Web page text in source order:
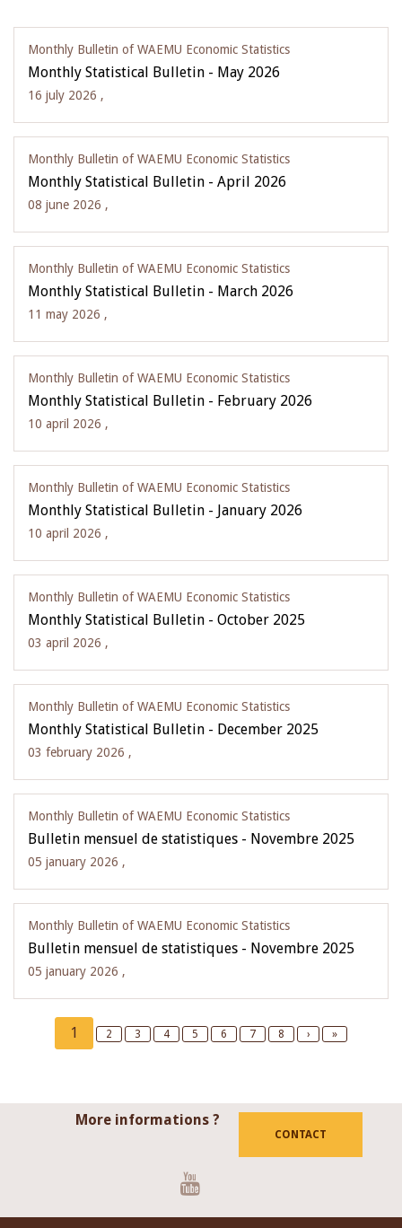
Monthly Bulletin of WAEMU Economic Statistics
Monthly Statistical Bulletin - May 2026
16 july 2026 ,
Monthly Bulletin of WAEMU Economic Statistics
Monthly Statistical Bulletin - April 2026
08 june 2026 ,
Monthly Bulletin of WAEMU Economic Statistics
Monthly Statistical Bulletin - March 2026
11 may 2026 ,
Monthly Bulletin of WAEMU Economic Statistics
Monthly Statistical Bulletin - February 2026
10 april 2026 ,
Monthly Bulletin of WAEMU Economic Statistics
Monthly Statistical Bulletin - January 2026
10 april 2026 ,
Monthly Bulletin of WAEMU Economic Statistics
Monthly Statistical Bulletin - October 2025
03 april 2026 ,
Monthly Bulletin of WAEMU Economic Statistics
Monthly Statistical Bulletin - December 2025
03 february 2026 ,
Monthly Bulletin of WAEMU Economic Statistics
Bulletin mensuel de statistiques - Novembre 2025
05 january 2026 ,
Monthly Bulletin of WAEMU Economic Statistics
Bulletin mensuel de statistiques - Novembre 2025
05 january 2026 ,
Pagination
Current
page
1 Page
2 Page
3 Page
4 Page
5 Page
6 Page
7 Page
8
Next
›
Last
»
More informations ?
CONTACT